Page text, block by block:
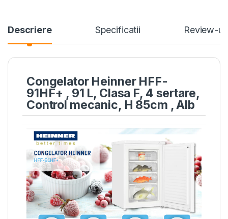
Descriere Specificatii Review-uri
Congelator Heinner HFF-
91HF+ , 91 L, Clasa F, 4 sertare,
Control mecanic, H 85cm , Alb